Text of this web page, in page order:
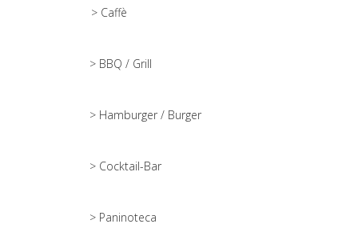
> Caffè
> BBQ / Grill
> Hamburger / Burger
> Cocktail-Bar
> Paninoteca